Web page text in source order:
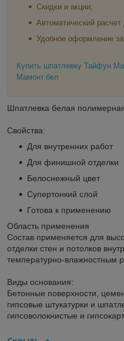
Скидки и акции;
Автоматический расчет
Удобное оформление
Купить шпатлевку Тайфун
Мамонт.бел
Шпатлевка белая
Свойства:
Для внутренних работ
Для финишной отделки
Белоснежный цвет
Супертонкий слой
Готова к применению
Область применения
Состав применяется для
отделки стен и потолков
температурно-влажностным
Виды основания:
Бетонные поверхности,
гипсовые штукатурки и
гипсоволокнистые и